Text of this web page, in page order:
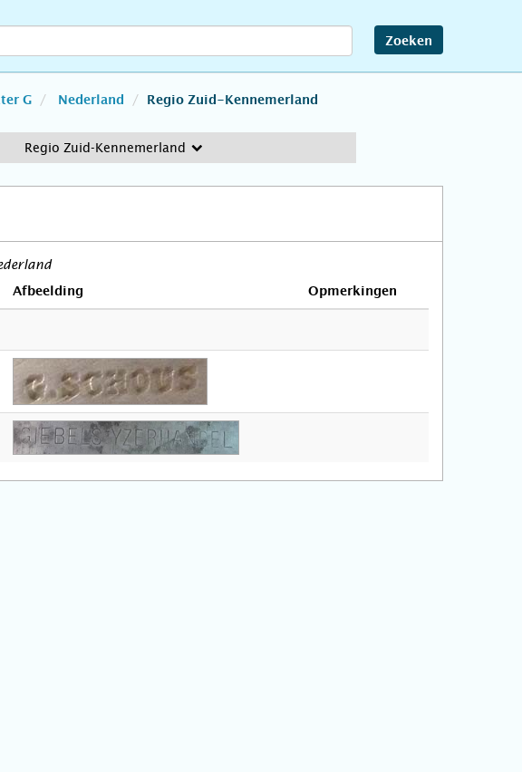
Zoeken
G Nederland Regio Zuid-Kennemerland
Regio Zuid-Kennemerland
Afbeelding Opmerkingen